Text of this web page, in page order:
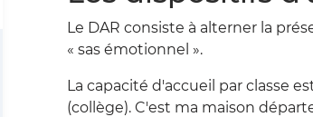
Le DAR consiste à alterner la
« sas émotionnel ».
La capacité d'accueil par classe
(collège). C'est ma maison